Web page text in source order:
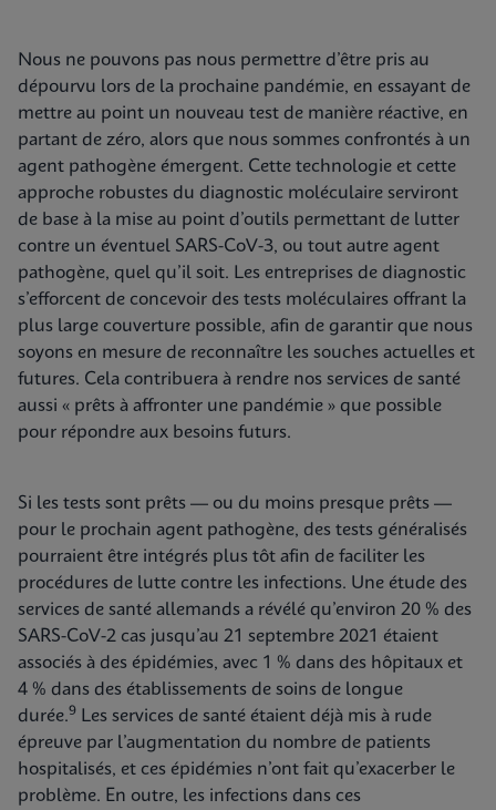
Nous ne pouvons pas nous permettre d’être pris au
dépourvu lors de la prochaine pandémie, en essayant de
mettre au point un nouveau test de manière réactive, en
partant de zéro, alors que nous sommes confrontés à un
agent pathogène émergent. Cette technologie et cette
approche robustes du diagnostic moléculaire serviront
de base à la mise au point d’outils permettant de lutter
contre un éventuel SARS-CoV-3, ou tout autre agent
pathogène, quel qu’il soit. Les entreprises de diagnostic
s’efforcent de concevoir des tests moléculaires offrant la
plus large couverture possible, afin de garantir que nous
soyons en mesure de reconnaître les souches actuelles et
futures. Cela contribuera à rendre nos services de santé
aussi « prêts à affronter une pandémie » que possible
pour répondre aux besoins futurs.
Si les tests sont prêts — ou du moins presque prêts —
pour le prochain agent pathogène, des tests généralisés
pourraient être intégrés plus tôt afin de faciliter les
procédures de lutte contre les infections. Une étude des
services de santé allemands a révélé qu’environ 20 % des
SARS-CoV-2 cas jusqu’au 21 septembre 2021 étaient
associés à des épidémies, avec 1 % dans des hôpitaux et
4 % dans des établissements de soins de longue
durée.9 Les services de santé étaient déjà mis à rude
épreuve par l’augmentation du nombre de patients
hospitalisés, et ces épidémies n’ont fait qu’exacerber le
problème. En outre, les infections dans ces